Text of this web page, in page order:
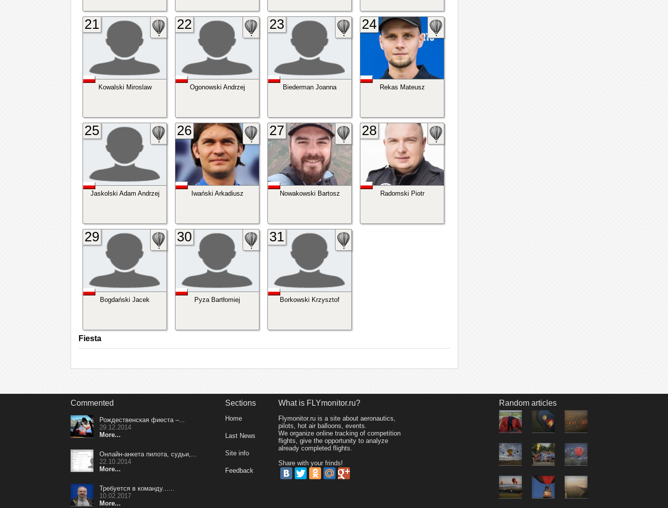
Kowalski Miroslaw
21
Ogonowski Andrzej
22
Biederman Joanna
23
Rekas Mateusz
24
Jaskolski Adam Andrzej
25
Iwański Arkadiusz
26
Nowakowski Bartosz
27
Radomski Piotr
28
Bogdański Jacek
29
Pyza Bartłomiej
30
Borkowski Krzysztof
31
Fiesta
Commented
Рождественская фиеста –...
29.12.2014
More...
Онлайн-анкета пилота, судьи,...
22.10.2014
More...
Требуется в команду......
10.02.2017
More...
Sections
Home
Last News
Site info
Feedback
What is FLYmonitor.ru?
Flymonitor.ru is a site about aeronautics,
pilots, hot air balloons, events.
We organize online tracking of competition
flights, give the opportunity to analyze
already completed flights.
Share with your frinds!
Random articles